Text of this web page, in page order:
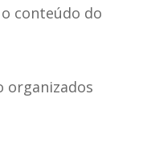
conteúdo do
organizados